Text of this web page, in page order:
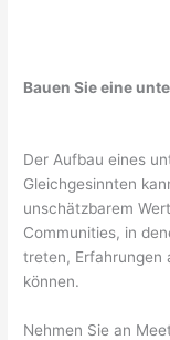
Bauen Sie eine
Der Aufbau eines
Gleichgesinnten
unschätzbarem
Communities, in
treten, Erfahrungen
können.
Nehmen Sie an